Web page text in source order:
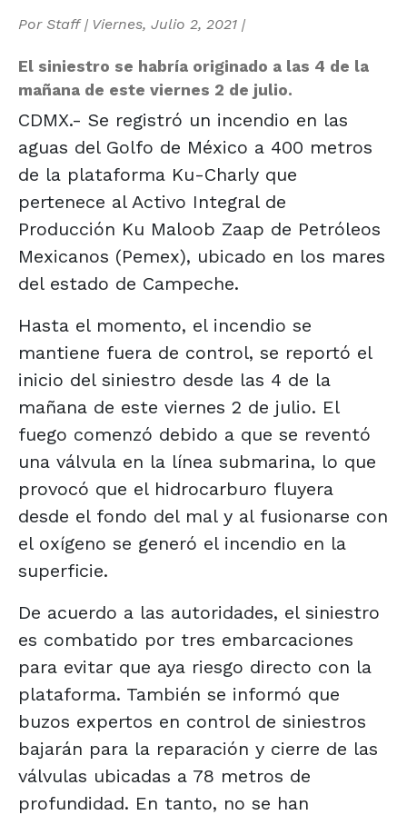
Por Staff| Viernes, Julio 2, 2021 |
El siniestro se habría originado a las 4 de la
mañana de este viernes 2 de julio.
CDMX.- Se registró un incendio en las
aguas del Golfo de México a 400 metros
de la plataforma Ku-Charly que
pertenece al Activo Integral de
Producción Ku Maloob Zaap de Petróleos
Mexicanos (Pemex), ubicado en los mares
del estado de Campeche.
Hasta el momento, el incendio se
mantiene fuera de control, se reportó el
inicio del siniestro desde las 4 de la
mañana de este viernes 2 de julio. El
fuego comenzó debido a que se reventó
una válvula en la línea submarina, lo que
provocó que el hidrocarburo fluyera
desde el fondo del mal y al fusionarse con
el oxígeno se generó el incendio en la
superficie.
De acuerdo a las autoridades, el siniestro
es combatido por tres embarcaciones
para evitar que aya riesgo directo con la
plataforma. También se informó que
buzos expertos en control de siniestros
bajarán para la reparación y cierre de las
válvulas ubicadas a 78 metros de
profundidad. En tanto, no se han